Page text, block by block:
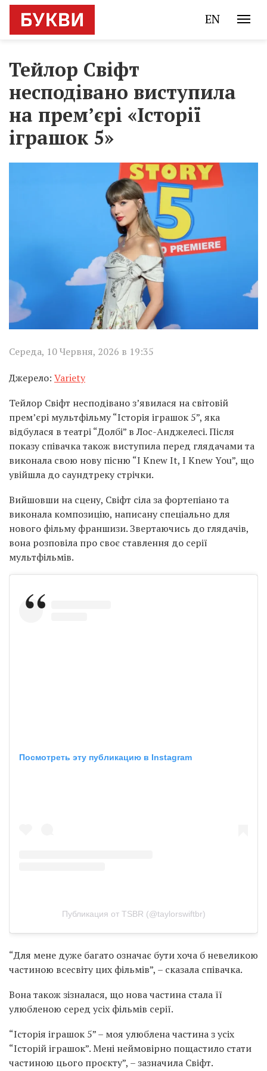
EN
Тейлор Свіфт
несподівано виступила
на прем’єрі «Історії
іграшок 5»
Середа, 10 Червня, 2026 в 19:35
Джерело: Variety
Тейлор Свіфт несподівано з’явилася на світовій
прем’єрі мультфільму “Історія іграшок 5”, яка
відбулася в театрі “Долбі” в Лос-Анджелесі. Після
показу співачка також виступила перед глядачами та
виконала свою нову пісню “I Knew It, I Knew You”, що
увійшла до саундтреку стрічки.
Вийшовши на сцену, Свіфт сіла за фортепіано та
виконала композицію, написану спеціально для
нового фільму франшизи. Звертаючись до глядачів,
вона розповіла про своє ставлення до серії
мультфільмів.
Посмотреть эту публикацию в Instagram
Публикация от TSBR (@taylorswiftbr)
“Для мене дуже багато означає бути хоча б невеликою
частиною всесвіту цих фільмів”, – сказала співачка.
Вона також зізналася, що нова частина стала її
улюбленою серед усіх фільмів серії.
“Історія іграшок 5” – моя улюблена частина з усіх
“Історій іграшок”. Мені неймовірно пощастило стати
частиною цього проєкту”, – зазначила Свіфт.